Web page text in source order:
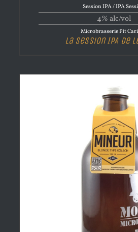
Session IPA / IPA
4% alc/vol
Microbrasserie Pit
La Session IPA de